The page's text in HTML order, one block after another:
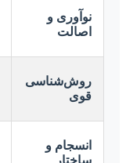
نوآوری و
اصالت
روش‌شناسی
قوی
انسجام و